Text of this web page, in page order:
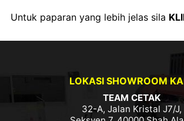
Untuk paparan yang lebih jelas sila
LOKASI SHOWROOM
TEAM CETAK
32-A, Jalan Kristal J7/J,